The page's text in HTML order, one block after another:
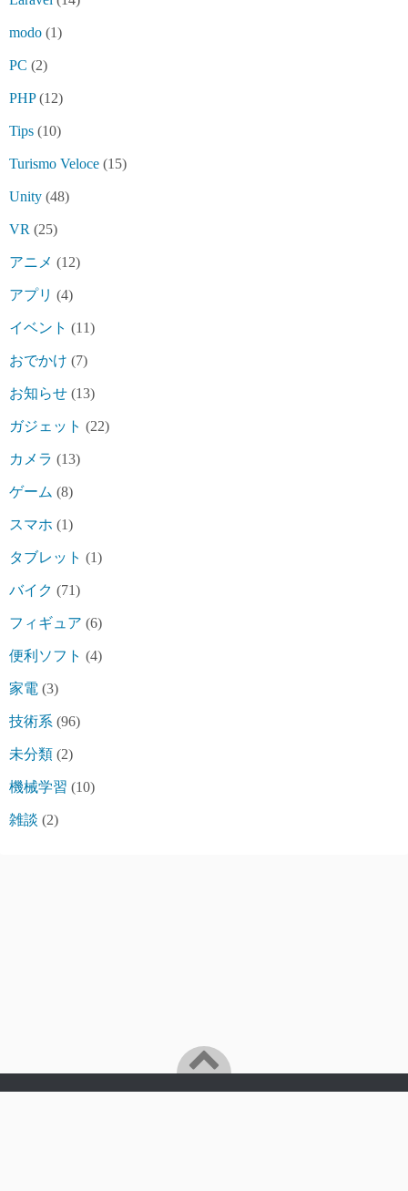
modo (1)
PC (2)
PHP(12)
Tips (10)
Turismo Veloce (15)
Unity (48)
VR (25)
アニメ (12)
アプリ (4)
イベント (11)
おでかけ (7)
お知らせ (13)
ガジェット (22)
カメラ (13)
ゲーム (8)
スマホ (1)
タブレット (1)
バイク (71)
フィギュア (6)
便利ソフト (4)
家電 (3)
技術系 (96)
未分類 (2)
機械学習 (10)
雑談 (2)